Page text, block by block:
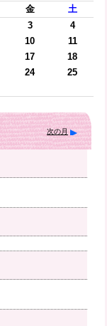
金
土
3
4
10
11
17
18
24
25
次の月